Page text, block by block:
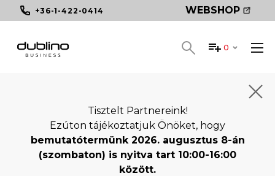
+36-1-422-0414 WEBSHOP
0
Tisztelt Partnereink!
Ezúton tájékoztatjuk Önöket, hogy
bemutatótermünk 2026. augusztus 8-án
(szombaton) is nyitva tart 10:00-16:00
között.